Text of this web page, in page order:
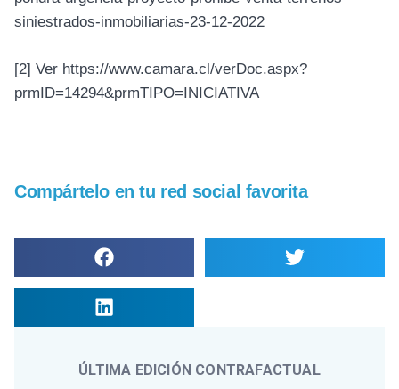
siniestrados-inmobiliarias-23-12-2022
[2] Ver https://www.camara.cl/verDoc.aspx?
prmID=14294&prmTIPO=INICIATIVA
Compártelo en tu red social favorita
ÚLTIMA EDICIÓN CONTRAFACTUAL